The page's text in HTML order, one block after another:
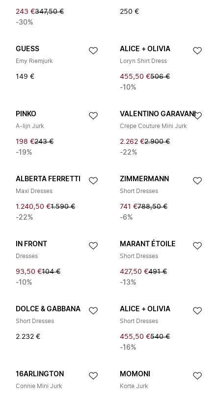
243 €347,50 €
-30%
250 €
GUESS
Emy Riemjurk
149 €
ALICE + OLIVIA
Loryn Shirt Dress
455,50 €506 €
-10%
PINKO
A-lijn Jurk
198 €243 €
-19%
VALENTINO GARAVANI
Crepe Couture Mini Jurk
2.262 €2.900 €
-22%
ALBERTA FERRETTI
Maxi Dresses
1.240,50 €1.590 €
-22%
ZIMMERMANN
Short Dresses
741 €788,50 €
-6%
IN FRONT
Dresses
93,50 €104 €
-10%
MARANT ÉTOILE
Short Dresses
427,50 €491 €
-13%
DOLCE & GABBANA
Short Dresses
2.232 €
ALICE + OLIVIA
Short Dresses
455,50 €540 €
-16%
16ARLINGTON
Connie Mini Jurk
MOMONI
Korte Jurk